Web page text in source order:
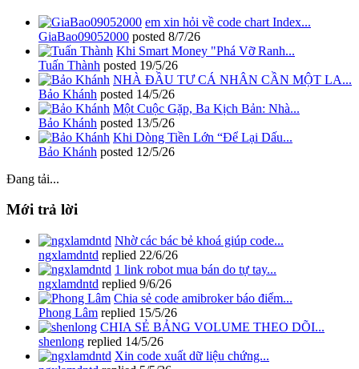
em xin hỏi về code chart Index...
GiaBao09052000 posted 8/7/26
Khi Smart Money "Phá Vỡ Ranh...
Tuấn Thành posted 19/5/26
NHÀ ĐẦU TƯ CÁ NHÂN CẦN MỘT LA...
Bảo Khánh posted 14/5/26
Một Cuộc Gặp, Ba Kịch Bản: Nhà...
Bảo Khánh posted 13/5/26
Khi Dòng Tiền Lớn “Để Lại Dấu...
Bảo Khánh posted 12/5/26
Đang tải...
Mới trả lời
Nhờ các bác bẻ khoá giúp code...
ngxlamdntd replied 22/6/26
1 link robot mua bán do tự tay...
ngxlamdntd replied 9/6/26
Chia sẻ code amibroker báo điểm...
Phong Lâm replied 15/5/26
CHIA SẺ BẢNG VOLUME THEO DÕI...
shenlong replied 14/5/26
Xin code xuất dữ liệu chứng...